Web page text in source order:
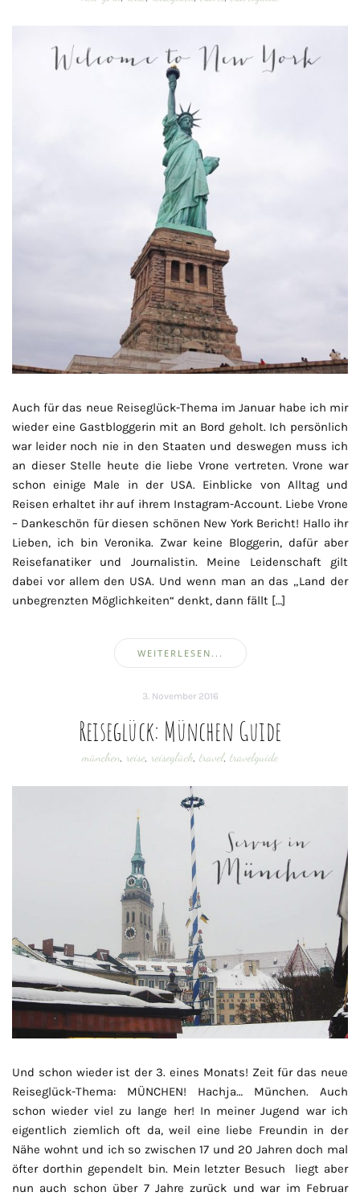
Auch für das neue Reiseglück-Thema im Januar habe ich mir
wieder eine Gastbloggerin mit an Bord geholt. Ich persönlich
war leider noch nie in den Staaten und deswegen muss ich
an dieser Stelle heute die liebe Vrone vertreten. Vrone war
schon einige Male in der USA. Einblicke von Alltag und
Reisen erhaltet ihr auf ihrem Instagram-Account. Liebe Vrone
– Dankeschön für diesen schönen New York Bericht! Hallo ihr
Lieben, ich bin Veronika. Zwar keine Bloggerin, dafür aber
Reisefanatiker und Journalistin. Meine Leidenschaft gilt
dabei vor allem den USA. Und wenn man an das „Land der
unbegrenzten Möglichkeiten“ denkt, dann fällt […]
WEITERLESEN...
3. November 2016
Reiseglück: München Guide
münchen, reise, reiseglück, travel, travelguide
Und schon wieder ist der 3. eines Monats! Zeit für das neue
Reiseglück-Thema: MÜNCHEN! Hachja… München. Auch
schon wieder viel zu lange her! In meiner Jugend war ich
eigentlich ziemlich oft da, weil eine liebe Freundin in der
Nähe wohnt und ich so zwischen 17 und 20 Jahren doch mal
öfter dorthin gependelt bin. Mein letzter Besuch liegt aber
nun auch schon über 7 Jahre zurück und war im Februar